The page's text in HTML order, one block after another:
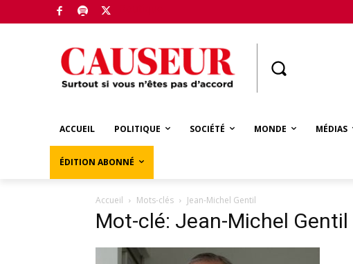
ACCUEIL POLITIQUE SOCIÉTÉ MONDE MÉDIAS
ÉDITION ABONNÉ
Accueil Mots-clés Jean-Michel Gentil
Mot-clé: Jean-Michel Gentil